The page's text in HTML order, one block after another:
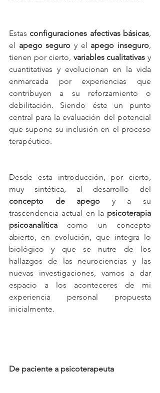
Estas configuraciones afectivas básicas,
el apego seguro y el apego inseguro,
tienen por cierto, variables cualitativas y
cuantitativas y evolucionan en la vida
enmarcada por experiencias que
contribuyen a su reforzamiento o
debilitación. Siendo éste un punto
central para la evaluación del potencial
que supone su inclusión en el proceso
terapéutico.
Desde esta introducción, por cierto,
concepto de apego y a su
trascendencia actual en la psicoterapia
psicoanalítica como un concepto
abierto, en evolución, que integra lo
biológico y que se nutre de los
hallazgos de las neurociencias y las
nuevas investigaciones, vamos a dar
espacio a los aconteceres de mi
experiencia personal propuesta
inicialmente.
De paciente a psicoterapeuta